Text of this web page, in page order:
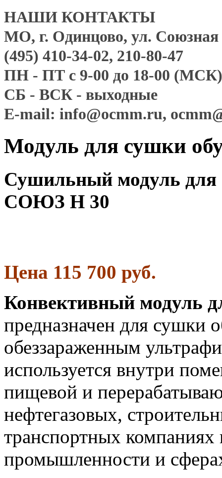
НАШИ КОНТАКТЫ
МО, г. Одинцово, ул. Союзная
(495) 410-34-02, 210-80-47
ПН - ПТ с 9-00 до 18-00 (МСК)
СБ - ВСК - выходные
E-mail: info@ocmm.ru,
Модуль для сушки
Сушильный модуль для
СОЮЗ Н 30
Цена 115 700 руб.
Конвективный модуль
предназначен для сушки
обеззараженным
используется внутри
пищевой и
нефтегазовых,
транспортных компаниях
промышленности и